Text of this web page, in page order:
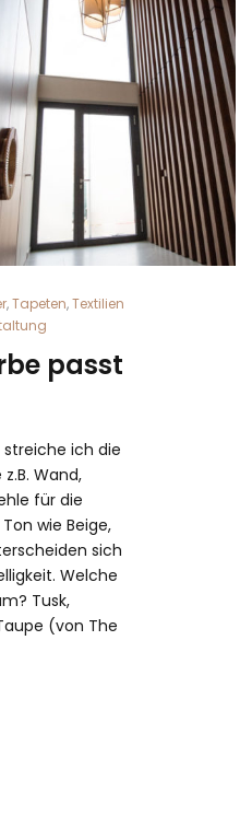
,Tapeten,Textilien
passt
streiche ich die
Wand,
für die
wie Beige,
sich
Welche
Tusk,
(von The